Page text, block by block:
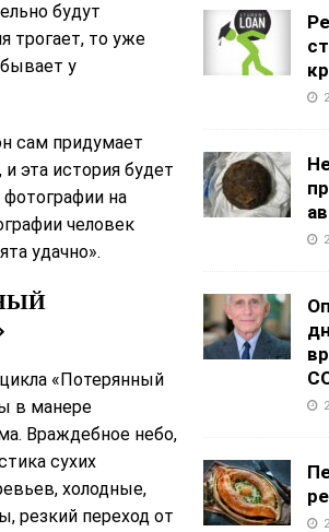
будут
трогает, то уже
у
сам придумает
эта история будет
на
человек
удачно».
«Потерянный
в манере
Враждебное небо,
сухих
холодные,
резкий переход от